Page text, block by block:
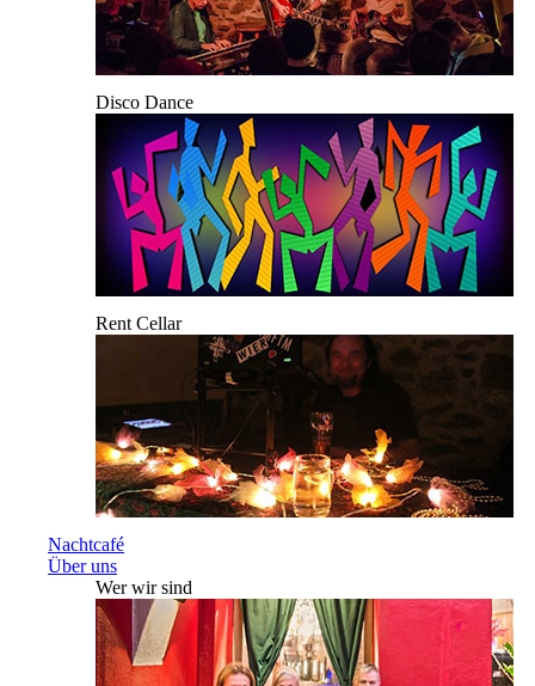
Disco Dance
Rent Cellar
Nachtcafé
Über uns
Wer wir sind